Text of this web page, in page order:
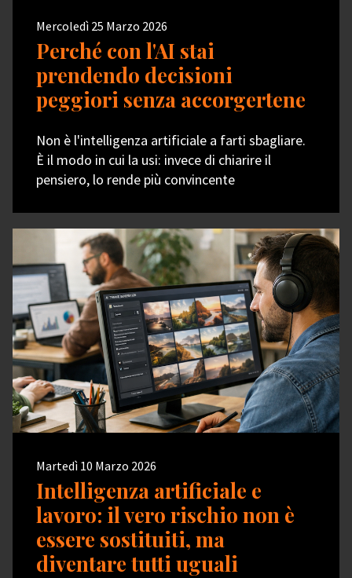
Mercoledì 25 Marzo 2026
Perché con l'AI stai
prendendo decisioni
peggiori senza accorgertene
Non è l'intelligenza artificiale a farti sbagliare.
È il modo in cui la usi: invece di chiarire il
pensiero, lo rende più convincente
Martedì 10 Marzo 2026
Intelligenza artificiale e
lavoro: il vero rischio non è
essere sostituiti, ma
diventare tutti uguali